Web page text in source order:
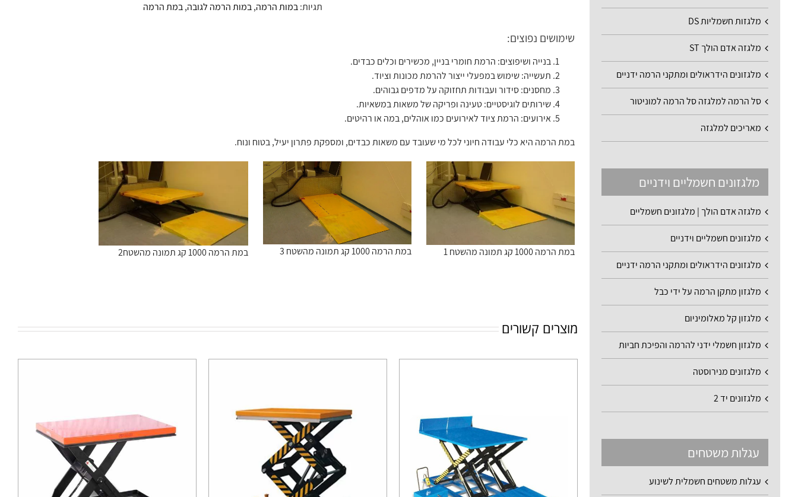
תגיות:במות הרמה,במות הרמה לגובה,במת הרמה
שימושים נפוצים:
בנייה ושיפוצים: הרמת חומרי בניין, מכשירים וכלים כבדים.
תעשייה: שימוש במפעלי ייצור להרמת מכונות וציוד.
מחסנים: סידור ועבודות תחזוקה על מדפים גבוהים.
שירותים לוגיסטיים: טעינה ופריקה של משאות במשאיות.
אירועים: הרמת ציוד לאירועים כמו אוהלים, במה או רהיטים.
במת הרמה היא כלי עבודה חיוני לכל מי שעובד עם משאות כבדים, ומספקת פתרון יעיל, בטוח ונוח.
במת הרמה 1000 קג תמונה מהשטח 1 במת הרמה 1000 קג תמונה מהשטח 3 במת הרמה 1000 קג תמונה מהשטח2
מוצרים קשורים
מלגזות חשמליות DS
מלגזה אדם הולך ST
מלגזונים הידראולים ומתקני הרמה ידניים
סל הרמה למלגזה סל הרמה למוניטור
מאריכים למלגזה
מלגזונים חשמליים וידניים
מלגזה אדם הולך | מלגזונים חשמליים
מלגזונים חשמליים וידניים
מלגזונים הידראולים ומתקני הרמה ידניים
מלגזון מתקן הרמה על ידי כבל
מלגזון קל מאלומיניום
מלגזון חשמלי ידני להרמה והפיכת חביות
מלגזונים מנירוסטה
מלגזונים יד 2
עגלות משטחים
עגלות משטחים חשמלית לשינוע